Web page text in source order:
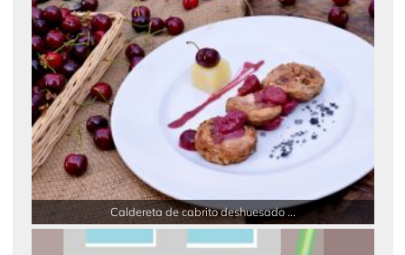
Caldereta de cabrito deshuesado ...